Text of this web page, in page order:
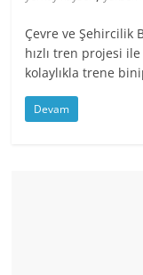
Çevre ve Şehircilik
hızlı tren projesi ile
kolaylıkla trene
Devam